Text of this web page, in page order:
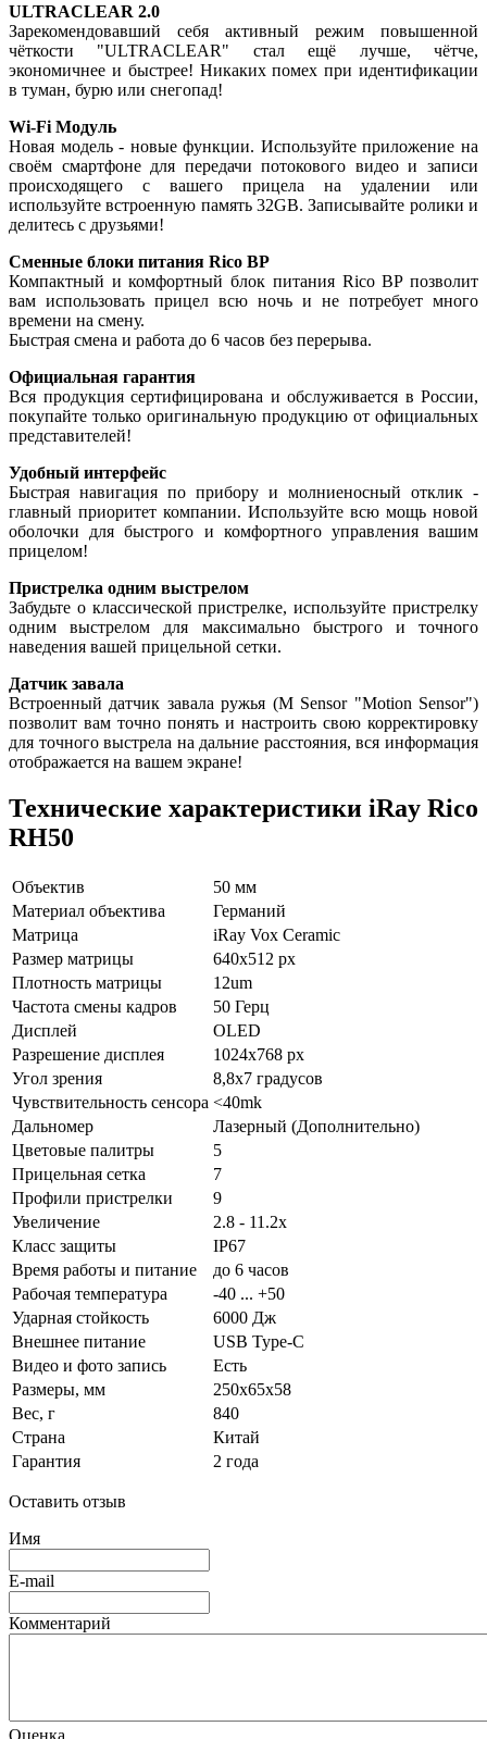
ULTRACLEAR 2.0
Зарекомендовавший себя активный режим повышенной
чёткости "ULTRACLEAR" стал ещё лучше, чётче,
экономичнее и быстрее! Никаких помех при идентификации
в туман, бурю или снегопад!
Wi-Fi Модуль
Новая модель - новые функции. Используйте приложение на
своём смартфоне для передачи потокового видео и записи
происходящего с вашего прицела на удалении или
используйте встроенную память 32GB. Записывайте ролики и
делитесь с друзьями!
Сменные блоки питания Rico BP
Компактный и комфортный блок питания Rico BP позволит
вам использовать прицел всю ночь и не потребует много
времени на смену.
Быстрая смена и работа до 6 часов без перерыва.
Официальная гарантия
Вся продукция сертифицирована и обслуживается в России,
покупайте только оригинальную продукцию от официальных
представителей!
Удобный интерфейс
Быстрая навигация по прибору и молниеносный отклик -
главный приоритет компании. Используйте всю мощь новой
оболочки для быстрого и комфортного управления вашим
прицелом!
Пристрелка одним выстрелом
Забудьте о классической пристрелке, используйте пристрелку
одним выстрелом для максимально быстрого и точного
наведения вашей прицельной сетки.
Датчик завала
Встроенный датчик завала ружья (M Sensor "Motion Sensor")
позволит вам точно понять и настроить свою корректировку
для точного выстрела на дальние расстояния, вся информация
отображается на вашем экране!
Технические характеристики iRay Rico
RH50
Объектив
50 мм
Материал объектива
Германий
Матрица
iRay Vox Ceramic
Размер матрицы
640x512 px
Плотность матрицы
12um
Частота смены кадров
50 Герц
Дисплей
OLED
Разрешение дисплея
1024x768 px
Угол зрения
8,8x7 градусов
Чувствительность сенсора <40mk
Дальномер
Лазерный (Дополнительно)
Цветовые палитры
5
Прицельная сетка
7
Профили пристрелки
9
Увеличение
2.8 - 11.2x
Класс защиты
IP67
Время работы и питание
до 6 часов
Рабочая температура
-40 ... +50
Ударная стойкость
6000 Дж
Внешнее питание
USB Type-C
Видео и фото запись
Есть
Размеры, мм
250x65x58
Вес, г
840
Страна
Китай
Гарантия
2 года
Оставить отзыв
Имя
E-mail
Комментарий
Оценка